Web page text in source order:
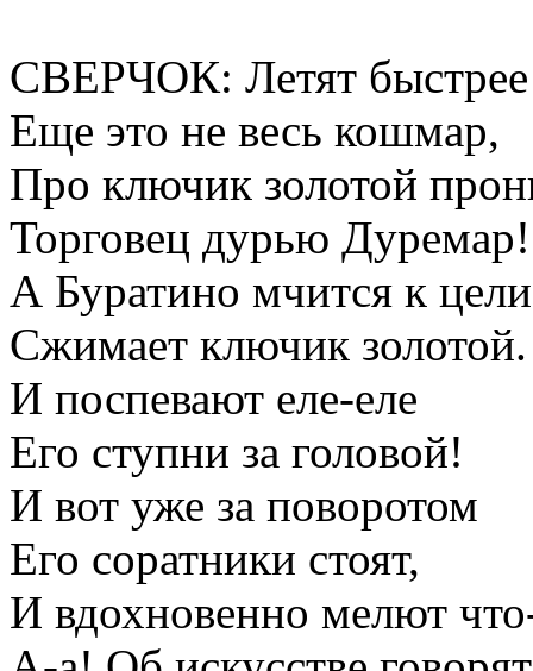
СВЕРЧОК: Летят
Еще это не весь кошмар,
Про ключик золотой
Торговец дурью Дуремар!
А Буратино мчится к
Сжимает ключик золотой.
И поспевают еле-еле
Его ступни за головой!
И вот уже за поворотом
Его соратники стоят,
И вдохновенно мелют